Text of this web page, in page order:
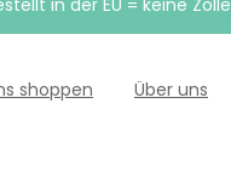
in der EU = keine Zölle
shoppen Über uns